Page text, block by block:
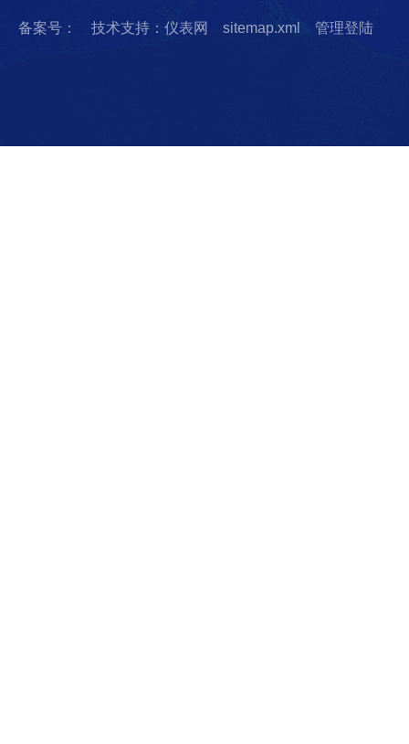
备案号： 技术支持：仪表网 sitemap.xml 管理登陆